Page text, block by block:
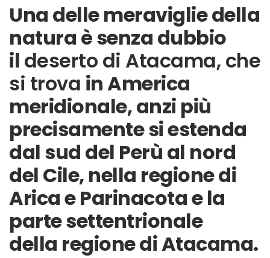
Una delle meraviglie della
natura è senza dubbio
il deserto di Atacama, che
si trova in America
meridionale, anzi più
precisamente si estenda
dal sud del Perù al nord
del Cile, nella regione di
Arica e Parinacota e la
parte settentrionale
della regione di Atacama.